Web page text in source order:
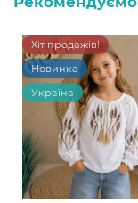
Хіт продажів!
Новинка
Україна